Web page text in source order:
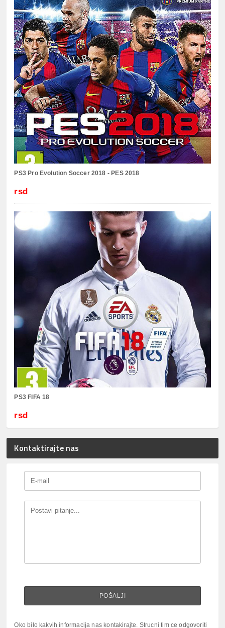
PS3 Pro Evolution Soccer 2018 - PES 2018
rsd
PS3 FIFA 18
rsd
Kontaktirajte nas
Oko bilo kakvih informacija nas kontakirajte. Strucni tim ce odgovoriti